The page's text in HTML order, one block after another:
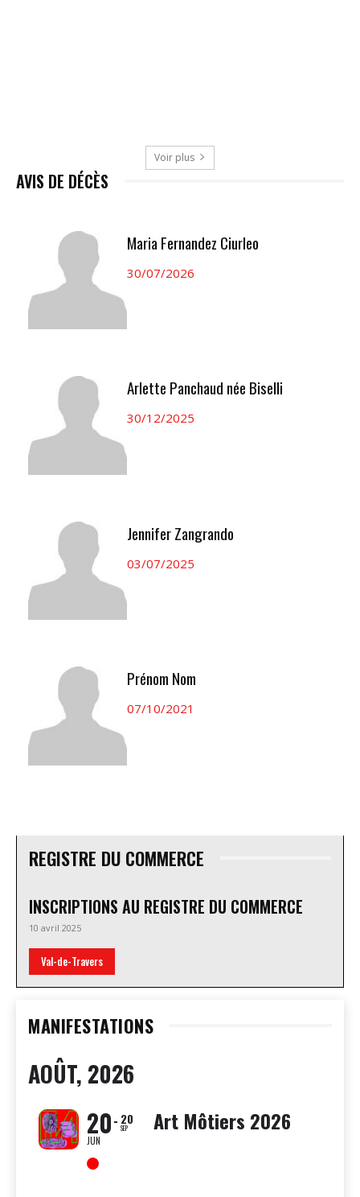
Voir plus
AVIS DE DÉCÈS
Maria Fernandez Ciurleo
30/07/2026
Arlette Panchaud née Biselli
30/12/2025
Jennifer Zangrando
03/07/2025
Prénom Nom
07/10/2021
REGISTRE DU COMMERCE
INSCRIPTIONS AU REGISTRE DU COMMERCE
10 avril 2025
Val-de-Travers
MANIFESTATIONS
AOÛT, 2026
20
JUN
20
SEP Art Môtiers 2026